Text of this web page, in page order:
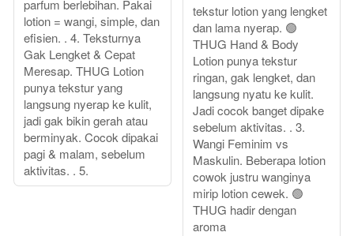
parfum berlebihan. Pakai
lotion = wangi, simple, dan
efisien. . 4. Teksturnya
Gak Lengket & Cepat
Meresap. THUG Lotion
punya tekstur yang
langsung nyerap ke kulit,
jadi gak bikin gerah atau
berminyak. Cocok dipakai
pagi & malam, sebelum
aktivitas. . 5.
tekstur lotion yang lengket
dan lama nyerap. 🟢
THUG Hand & Body
Lotion punya tekstur
ringan, gak lengket, dan
langsung nyatu ke kulit.
Jadi cocok banget dipake
sebelum aktivitas. . 3.
Wangi Feminim vs
Maskulin. Beberapa lotion
cowok justru wanginya
mirip lotion cewek. 🟢
THUG hadir dengan
aroma